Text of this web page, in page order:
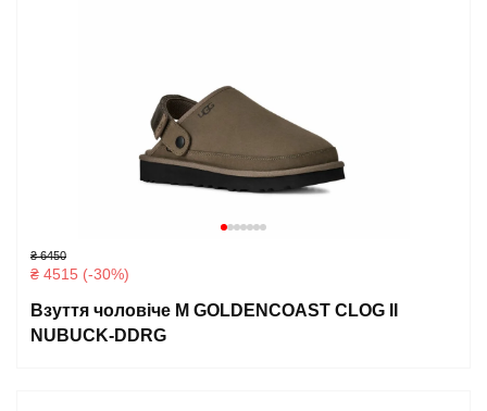
₴ 6450
₴ 4515 (-30%)
Взуття чоловіче M GOLDENCOAST CLOG II
NUBUCK-DDRG